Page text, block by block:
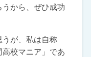
から、ぜひ成功
が、私は自称
高校マニア」であ